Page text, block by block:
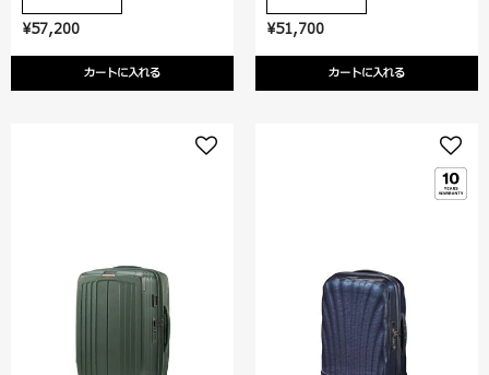
¥57,200
カートに入れる
¥51,700
カートに入れる